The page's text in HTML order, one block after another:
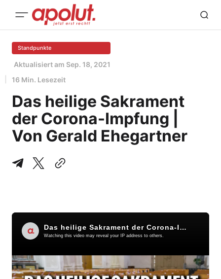
Standpunkte
Aktualisiert am Sep. 18, 2021
16 Min. Lesezeit
Das heilige Sakrament
der Corona-Impfung |
Von Gerald Ehegartner